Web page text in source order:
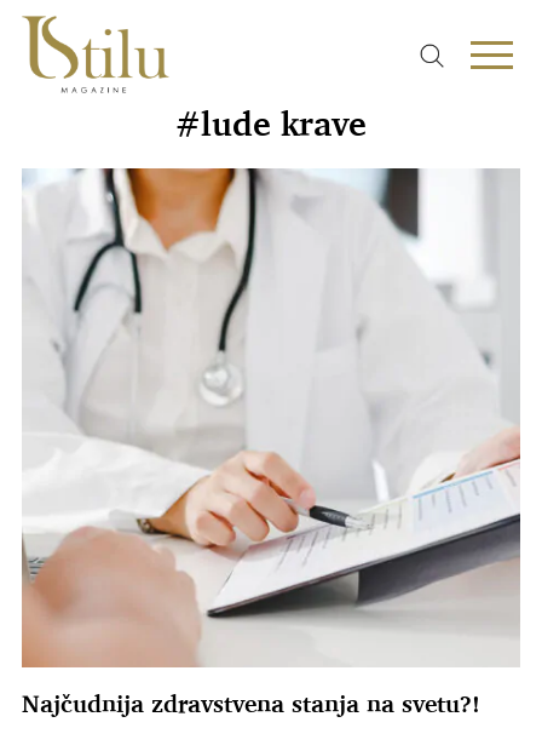
#lude krave
Najčudnija zdravstvena stanja na svetu?!